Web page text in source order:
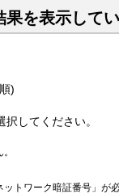
果を表示して
)
してください。
トワーク暗証番号」が